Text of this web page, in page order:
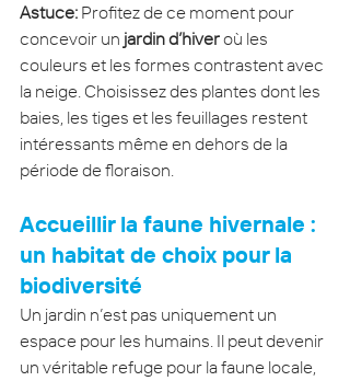
Astuce: Profitez de ce moment pour
concevoir un jardin d’hiver où les
couleurs et les formes contrastent avec
la neige. Choisissez des plantes dont les
baies, les tiges et les feuillages restent
intéressants même en dehors de la
période de floraison.
Accueillir la faune hivernale :
un habitat de choix pour la
biodiversité
Un jardin n’est pas uniquement un
espace pour les humains. Il peut devenir
un véritable refuge pour la faune locale,